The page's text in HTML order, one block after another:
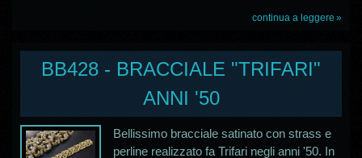
continua a leggere
BB428 - BRACCIALE "TRIFARI"
ANNI '50
Bellissimo bracciale satinato con strass e
perline realizzato fa Trifari negli anni '50. In